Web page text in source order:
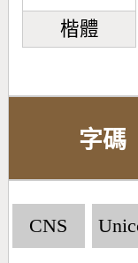
楷體
字碼
CNS